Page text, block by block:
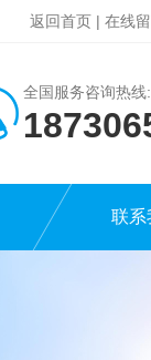
返回首页 | 在线
全国服务咨询热线:
联系